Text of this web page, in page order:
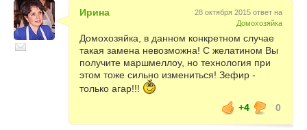
Ирина
28 октября 2015 ответ на
Домохозяйка
Домохозяйка, в данном конкретном случае
такая замена невозможна! С желатином Вы
получите маршмеллоу, но технология при
этом тоже сильно измениться! Зефир -
только агар!!!
+4
0